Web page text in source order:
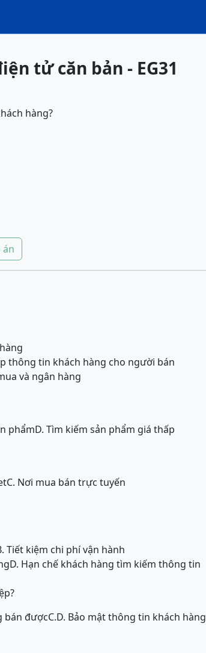
tử căn bản - EG31
hàng?
án
thông tin khách hàng cho người bán
và ngân hàng
phẩmD. Tìm kiếm sản phẩm giá thấp
C. Nơi mua bán trực tuyến
Tiết kiệm chi phí vận hành
D. Hạn chế khách hàng tìm kiếm thông tin
bán đượcC.D. Bảo mật thông tin khách hàng